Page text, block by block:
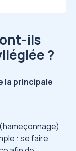
ils
?
la principale
: se faire